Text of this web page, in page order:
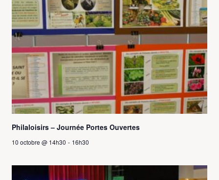
Philaloisirs – Journée Portes Ouvertes
10 octobre @ 14h30 - 16h30